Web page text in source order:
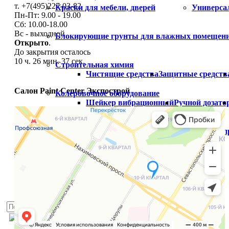
т. +7(495)227-03-82
Пн-Пт: 9.00 - 19.00
Сб: 10.00-18.00
Вс - выходной
Открыто.
До закрытия осталось
10 ч. 26 мин. 36 сек.
Салон Paint Center Экспострой
Краски для мебели, дверей
Блокирующие грунты для влажных
Строительная химия
Чистящие средстваЗащитные
Колеровочное оборудование
Шейкер вибрационныйРучной
Распродажа
Готовый цветРаспродажа краски